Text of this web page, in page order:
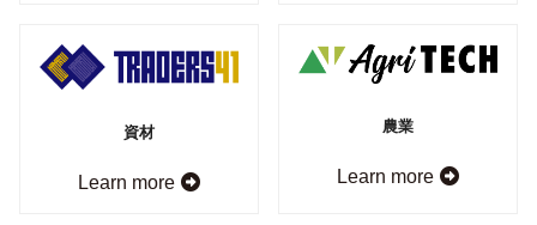
資材
Learn more
農業
Learn more